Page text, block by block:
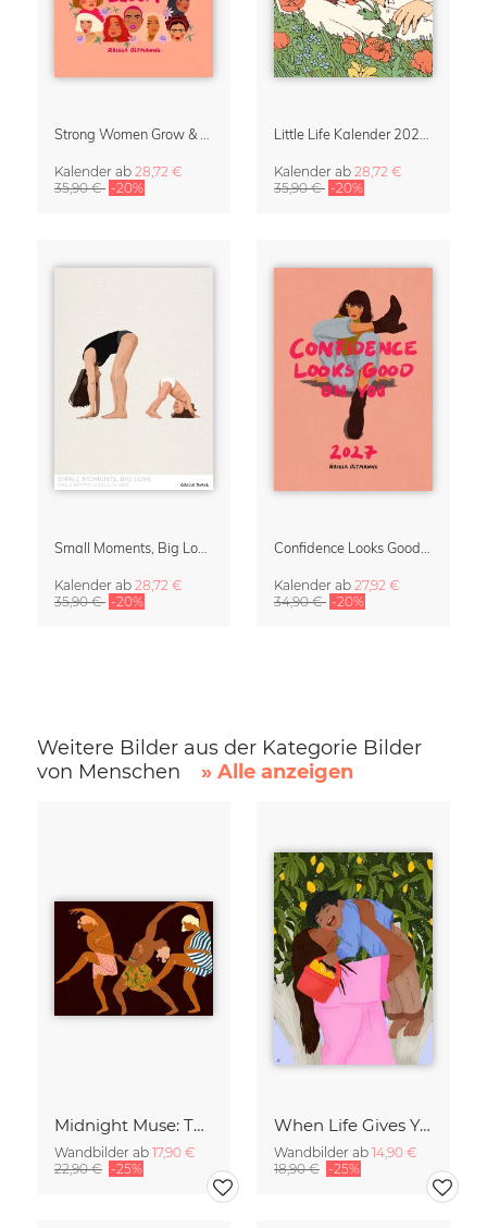
Strong Women Grow & Bloom Kalender 2027
Kalender ab 28,72 €
35,90 € -20%
Little Life Kalender 2027 von Simone Goder
Kalender ab 28,72 €
35,90 € -20%
Small Moments, Big Love – Mutterschaftskalender von Giselle Dekel
Kalender ab 28,72 €
35,90 € -20%
Confidence Looks Good On You Kalender 2027
Kalender ab 27,92 €
34,90 € -20%
Weitere Bilder aus der Kategorie Bilder
von Menschen
» Alle anzeigen
Midnight Muse: The Dance of Sisterhood
Wandbilder ab 17,90 €
22,90 € -25%
When Life Gives You Lemons
Wandbilder ab 14,90 €
18,90 € -25%